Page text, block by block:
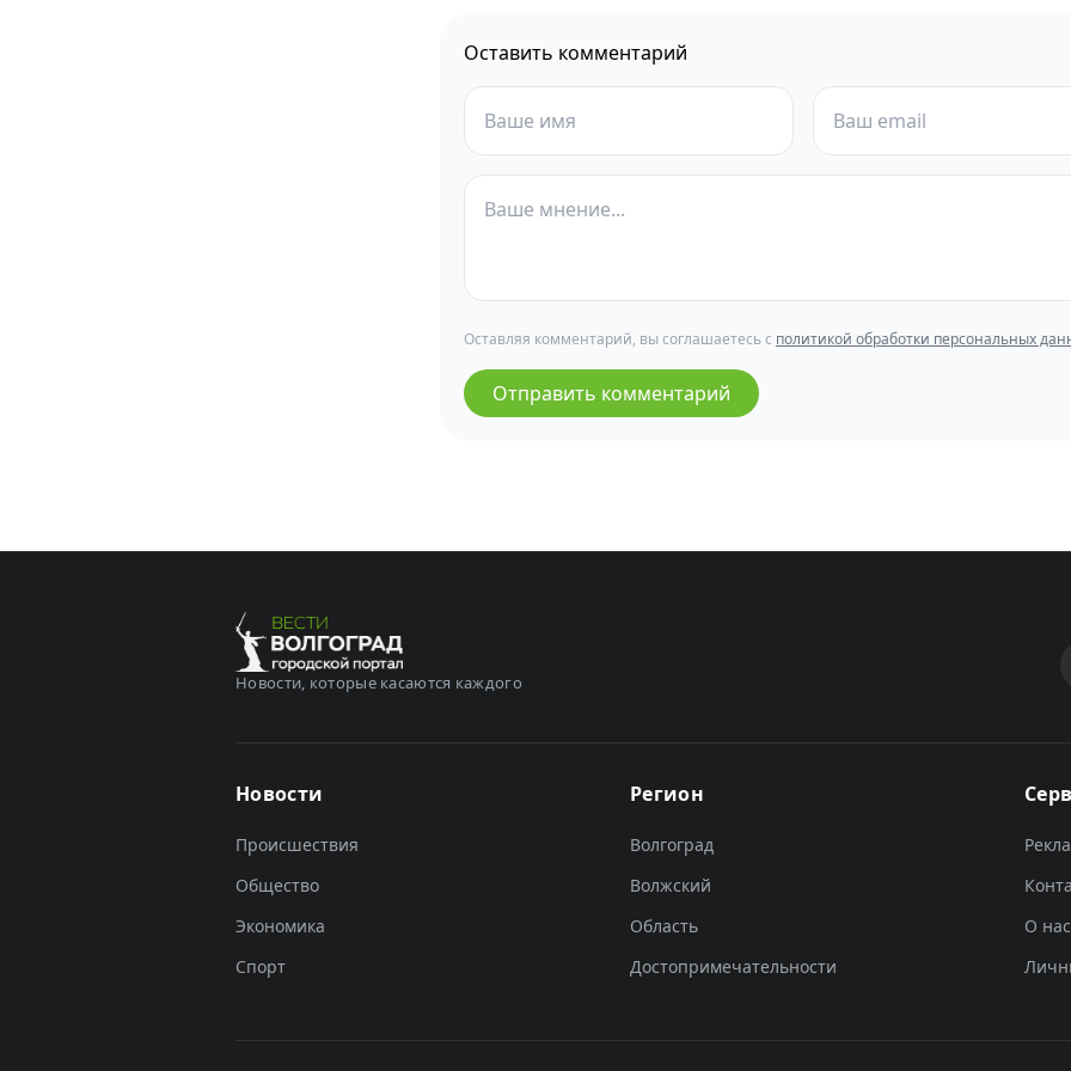
Оставить комментарий
Оставляя комментарий, вы соглашаетесь с политикой обработки персональных
Отправить комментарий
Новости, которые касаются каждого
Новости
Происшествия
Общество
Экономика
Спорт
Регион
Волгоград
Волжский
Область
Достопримечательности
О нас